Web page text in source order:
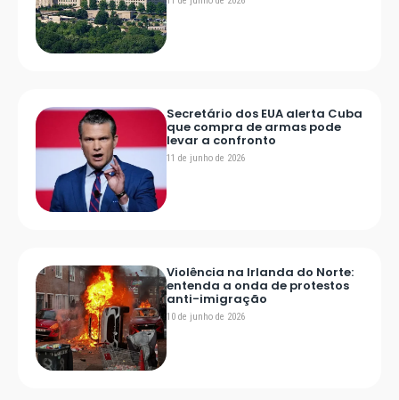
Secretário dos EUA alerta Cuba
que compra de armas pode
levar a confronto
11 de junho de 2026
Violência na Irlanda do Norte:
entenda a onda de protestos
anti-imigração
10 de junho de 2026